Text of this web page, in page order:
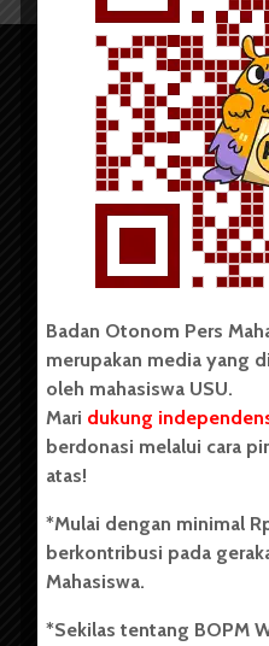
Copyright © 2023. All
Badan Otonom Pers
pers mahasiswa yang berdiri
secara mandiri oleh
(USU). Sebelumnya BOPM
Unit Kegiatan Mahasiswa
berdiri pada 1 Juli 1995.
Badan Otonom Pers
merupakan media yang
oleh mahasiswa USU.
Mari dukung
berdonasi melalui cara
atas!
*Mulai dengan minimal
berkontribusi pada
Mahasiswa.
*Sekilas tentang BOPM